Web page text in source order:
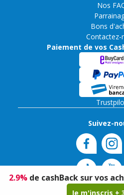
2.9% de cashBack sur vos
Je m'inscris +
Nos
Bons
Contactez-
Paiement de vos
Suivez-
Copyright 2024